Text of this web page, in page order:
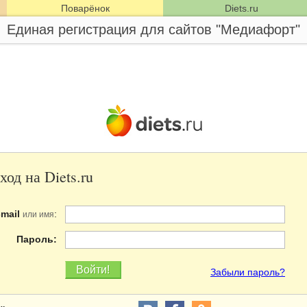
Поварёнок Diets.ru
Единая регистрация для сайтов "Медиафорт"
на Diets.ru
или имя:
Пароль:
Забыли пароль?